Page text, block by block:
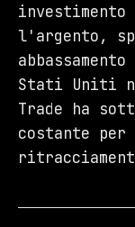
investimento
l'argento,
Stati Uniti
Trade ha
costante